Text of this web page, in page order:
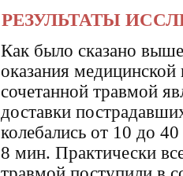
РЕЗУЛЬТАТЫ
Как было сказано
оказания
сочетанной травмой
доставки
колебались от 10 до
8 мин. Практически